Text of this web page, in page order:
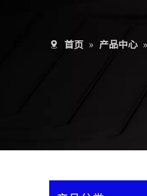
首页 » 产品中心 »